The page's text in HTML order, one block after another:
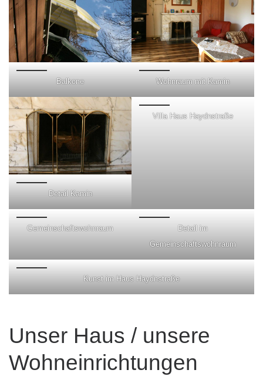
Balkone Wohnraum mit Kamin
Detail Kamin
Villa Haus Haydnstraße
Gemeinschaftswohnraum
Detail im
Gemeinschaftswohnraum
Kunst im Haus Haydnstraße
Unser Haus / unsere
Wohneinrichtungen